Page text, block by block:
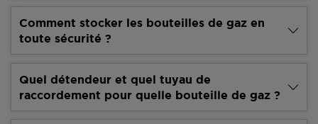
Comment stocker les bouteilles de gaz en
toute sécurité ?
Quel détendeur et quel tuyau de
raccordement pour quelle bouteille de gaz ?